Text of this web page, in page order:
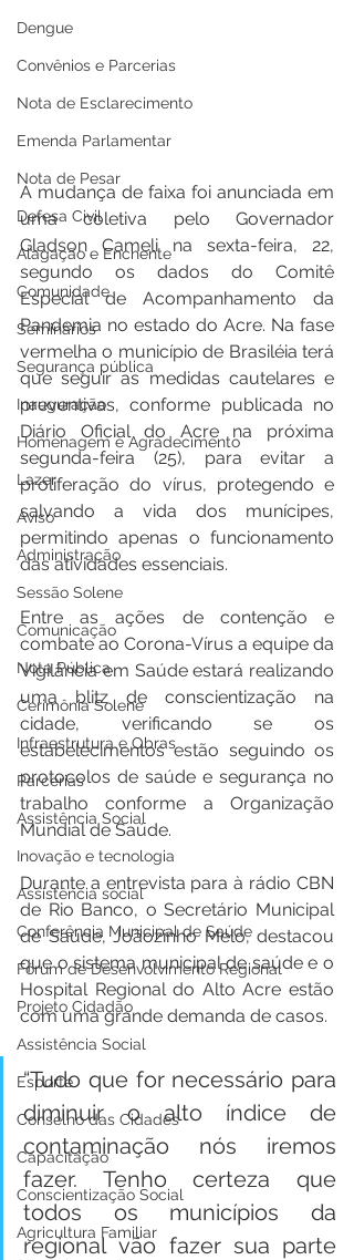
Dengue
Convênios e Parcerias
Nota de Esclarecimento
Emenda Parlamentar
Nota de Pesar
Defesa Civil
Alagação e Enchente
Comunidade
Seminários
Segurança pública
Inauguração
Homenagem e Agradecimento
Lazer
Aviso
Administração
Sessão Solene
Comunicação
Nota Pública
Cerimônia Solene
Infraestrutura e Obras
Parcerias
Assistência Social
Inovação e tecnologia
Assistência social
Conferência Municipal de Saúde
Fórum de Desenvolvimento Regional
Projeto Cidadão
Assistência Social
Esporte
Conselho das Cidades
Capacitação
Conscientização Social
Agricultura Familiar
A mudança de faixa foi anunciada em
uma coletiva pelo Governador
Gladson Cameli na sexta-feira, 22,
segundo os dados do Comitê
Especial de Acompanhamento da
Pandemia no estado do Acre. Na fase
vermelha o município de Brasiléia terá
que seguir as medidas cautelares e
preventivas, conforme publicada no
Diário Oficial do Acre na próxima
segunda-feira (25), para evitar a
proliferação do vírus, protegendo e
salvando a vida dos munícipes,
permitindo apenas o funcionamento
das atividades essenciais.
Entre as ações de contenção e
combate ao Corona-Vírus a equipe da
Vigilância em Saúde estará realizando
uma blitz de conscientização na
cidade, verificando se os
estabelecimentos estão seguindo os
protocolos de saúde e segurança no
trabalho conforme a Organização
Mundial de Saúde.
Durante a entrevista para à rádio CBN
de Rio Banco, o Secretário Municipal
de Saúde, Joãozinho Melo, destacou
que o sistema municipal de saúde e o
Hospital Regional do Alto Acre estão
com uma grande demanda de casos.
“Tudo que for necessário para
diminuir o alto índice de
contaminação nós iremos
fazer. Tenho certeza que
todos os municípios da
regional vão fazer sua parte